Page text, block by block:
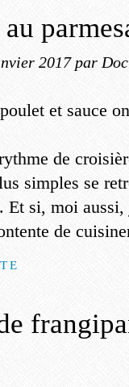
2017 par
de
simples se
Et si, moi
de